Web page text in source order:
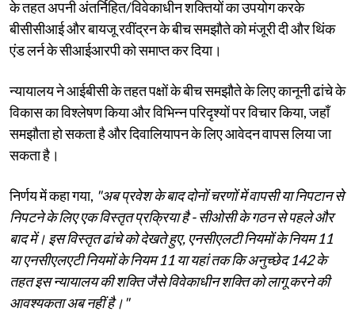
के तहत अपनी अंतर्निहित/विवेकाधीन शक्तियों का उपयोग करके
बीसीसीआई और बायजू रवींद्रन के बीच समझौते को मंजूरी दी और थिंक
एंड लर्न के सीआईआरपी को समाप्त कर दिया।
न्यायालय ने आईबीसी के तहत पक्षों के बीच समझौते के लिए कानूनी ढांचे के
विकास का विश्लेषण किया और विभिन्न परिदृश्यों पर विचार किया, जहाँ
समझौता हो सकता है और दिवालियापन के लिए आवेदन वापस लिया जा
सकता है।
निर्णय में कहा गया, "अब प्रवेश के बाद दोनों चरणों में वापसी या निपटान से
निपटने के लिए एक विस्तृत प्रक्रिया है - सीओसी के गठन से पहले और
बाद में। इस विस्तृत ढांचे को देखते हुए, एनसीएलटी नियमों के नियम 11
या एनसीएलएटी नियमों के नियम 11 या यहां तक ​​कि अनुच्छेद 142 के
तहत इस न्यायालय की शक्ति जैसे विवेकाधीन शक्ति को लागू करने की
आवश्यकता अब नहीं है।"